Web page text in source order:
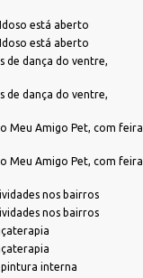
está aberto
está aberto
de dança do ventre,
de dança do ventre,
Meu Amigo Pet, com feira
Meu Amigo Pet, com feira
nos bairros
nos bairros
pintura interna